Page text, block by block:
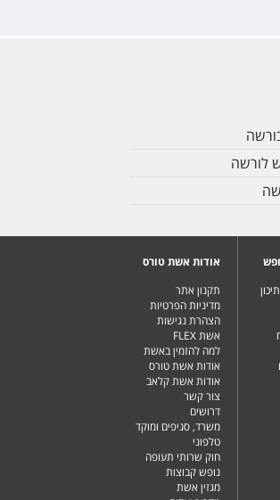
לורשה
אודות אשת טורס
תקנון אתר
מדיניות הפרטיות
הצהרת נגישות
אשת FLEX
למה להזמין באשת
אודות אשת טורס
אודות אשת קלאב
צור קשר
דרושים
משרד, סניפים ומוקד
טלפוני
חוק שרותי תעופה
נופש קבוצות
מגזין אשת